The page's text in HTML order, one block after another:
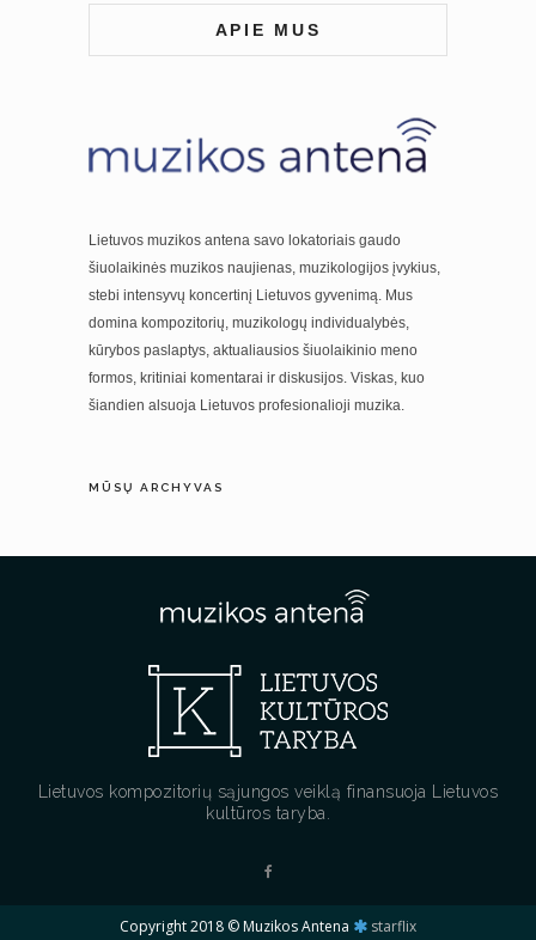
APIE MUS
Lietuvos muzikos antena savo lokatoriais gaudo
šiuolaikinės muzikos naujienas, muzikologijos įvykius,
stebi intensyvų koncertinį Lietuvos gyvenimą. Mus
domina kompozitorių, muzikologų individualybės,
kūrybos paslaptys, aktualiausios šiuolaikinio meno
formos, kritiniai komentarai ir diskusijos. Viskas, kuo
šiandien alsuoja Lietuvos profesionalioji muzika.
MŪSŲ ARCHYVAS
Lietuvos kompozitorių sąjungos veiklą finansuoja Lietuvos
kultūros taryba.
Copyright 2018 © Muzikos Antena starflix